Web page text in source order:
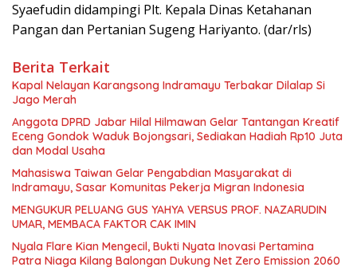
Syaefudin didampingi Plt. Kepala Dinas Ketahanan
Pangan dan Pertanian Sugeng Hariyanto. (dar/rls)
Berita Terkait
Kapal Nelayan Karangsong Indramayu Terbakar Dilalap Si
Jago Merah
Anggota DPRD Jabar Hilal Hilmawan Gelar Tantangan Kreatif
Eceng Gondok Waduk Bojongsari, Sediakan Hadiah Rp10 Juta
dan Modal Usaha
Mahasiswa Taiwan Gelar Pengabdian Masyarakat di
Indramayu, Sasar Komunitas Pekerja Migran Indonesia
MENGUKUR PELUANG GUS YAHYA VERSUS PROF. NAZARUDIN
UMAR, MEMBACA FAKTOR CAK IMIN
Nyala Flare Kian Mengecil, Bukti Nyata Inovasi Pertamina
Patra Niaga Kilang Balongan Dukung Net Zero Emission 2060